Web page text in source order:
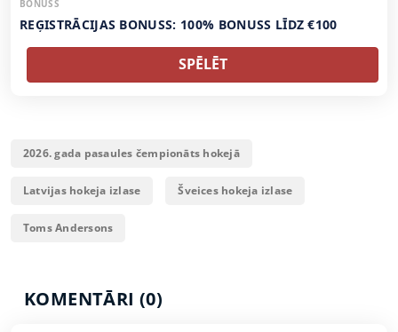
BONUSS
REĢISTRĀCIJAS BONUSS: 100% BONUSS LĪDZ €100
SPĒLĒT
2026. gada pasaules čempionāts hokejā
Latvijas hokeja izlase Šveices hokeja izlase
Toms Andersons
KOMENTĀRI (0)